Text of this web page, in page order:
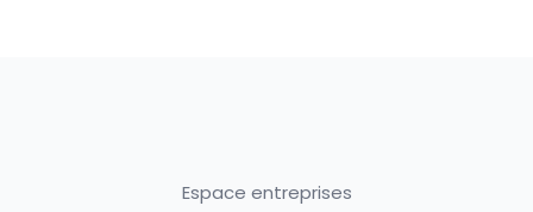
Espace entreprises